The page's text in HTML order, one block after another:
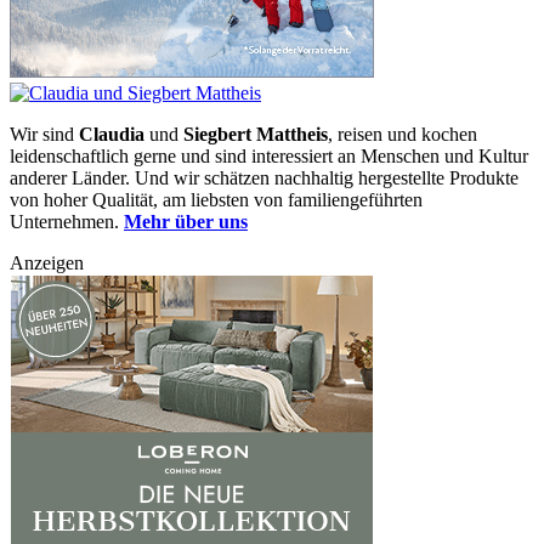
Wir sind Claudia und Siegbert Mattheis, reisen und kochen
leidenschaftlich gerne und sind interessiert an Menschen und Kultur
anderer Länder. Und wir schätzen nachhaltig hergestellte Produkte
von hoher Qualität, am liebsten von familiengeführten
Unternehmen. Mehr über uns
Anzeigen